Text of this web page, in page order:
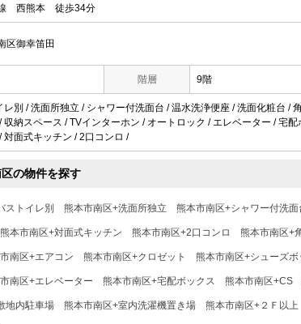
線 西熊本 徒歩34分
区御幸笛田
階層 9階
レ別 / 洗面所独立 / シャワー付洗面台 / 温水洗浄便座 / 洗面化粧台 /
収納スペース / TVインターホン / オートロック / エレベーター / 宅
対面式キッチン / 2口コンロ /
の物件を探す
ストイレ別 熊本市南区+洗面所独立 熊本市南区+シャワー付洗面
熊本市南区+対面式キッチン 熊本市南区+2口コンロ 熊本市南区+
南区+エアコン 熊本市南区+クロゼット 熊本市南区+シューズボ
南区+エレベーター 熊本市南区+宅配ボックス 熊本市南区+CS
地内駐車場 熊本市南区+室内洗濯機置き場 熊本市南区+２Ｆ以上